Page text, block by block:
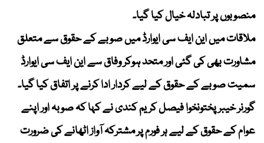
منصوبوں پر تبادلہ خیال کیا گیا۔
ملاقات میں این ایف سی ایوارڈ میں صوبے کے حقوق سے متعلق
مشاورت بھی کی گئی اور متحد ہوکر وفاق سے این ایف سی ایوارڈ
سمیت صوبے کے حقوق کے لیے کردار ادا کرنے پر اتفاق کیا گیا۔
گورنر خیبرپختونخوا فیصل کریم کندی نے کہا کہ صوبہ اور اپنے
عوام کے حقوق کے لیے ہر فورم پر مشترکہ آواز اٹھانے کی ضرورت